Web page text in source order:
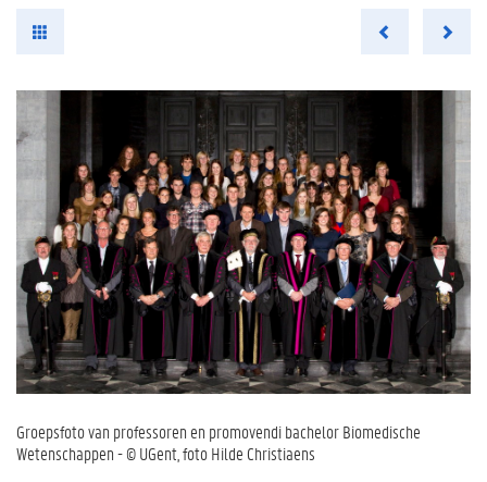
Groepsfoto van professoren en promovendi bachelor Biomedische
Wetenschappen - © UGent, foto Hilde Christiaens